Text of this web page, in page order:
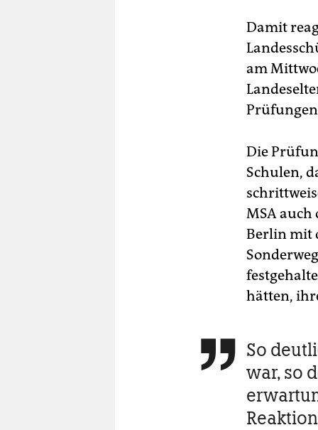
Damit
am
Die
Schulen,
MSA
Berlin mit
hätten,
 So
war, so